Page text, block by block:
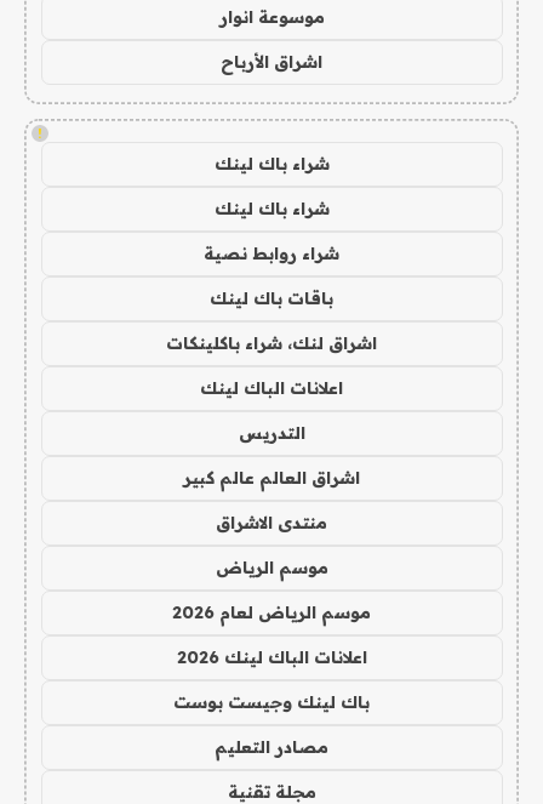
موسوعة انوار
اشراق الأرباح
!
شراء باك لينك
شراء باك لينك
شراء روابط نصية
باقات باك لينك
اشراق لنك، شراء باكلينكات
اعلانات الباك لينك
التدريس
اشراق العالم عالم كبير
منتدى الاشراق
موسم الرياض
موسم الرياض لعام 2026
اعلانات الباك لينك 2026
باك لينك وجيست بوست
مصادر التعليم
مجلة تقنية